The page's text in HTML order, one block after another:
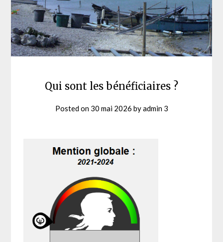
Qui sont les bénéficiaires ?
Posted on 30 mai 2026 byadmin 3